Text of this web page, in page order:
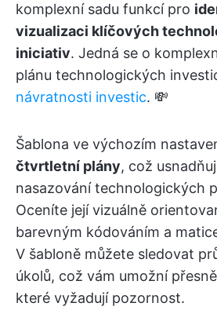
komplexní sadu funkcí pro
vizualizaci klíčových
iniciativ. Jedná se o
plánu technologických
návratnosti investic. 💸
Šablona ve výchozím
čtvrtletní plány, což
nasazování technologických
Oceníte její vizuálně
barevným kódováním a
V šabloně můžete sledovat
úkolů, což vám umožní
které vyžadují pozornost.